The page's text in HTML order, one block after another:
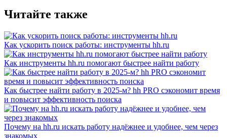
Читайте также
Как ускорить поиск работы: инструменты hh.ru
Как инструменты hh.ru помогают быстрее найти работу
Как быстрее найти работу в 2025-м? hh PRO сэкономит время
и повысит эффективность поиска
Почему на hh.ru искать работу надёжнее и удобнее, чем через
знакомых